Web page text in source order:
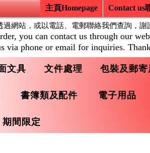
主頁Homepage Contact us
文具 文件處理 包裝及郵
書簿類及配件 電子用品
期間限定
過網站，或以電話、電郵聯絡我們查詢， 謝
you can contact us through our
via phone or email for inquiries.